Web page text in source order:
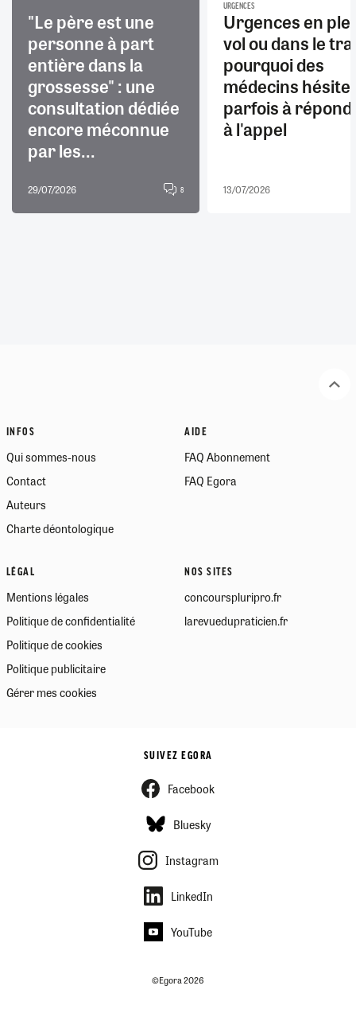
"Le père est une
personne à part
entière dans la
grossesse" : une
consultation dédiée
encore méconnue
par les...
29/07/2026 8
URGENCES
Urgences en
vol ou dans le
pourquoi des
médecins
parfois à
à l'appel
13/07/2026
INFOS
Qui sommes-nous
Contact
Auteurs
Charte déontologique
AIDE
FAQ Abonnement
FAQ Egora
LÉGAL
Mentions légales
Politique de confidentialité
Politique de cookies
Politique publicitaire
Gérer mes cookies
NOS SITES
concourspluripro.fr
larevuedupraticien.fr
SUIVEZ EGORA
Facebook
Bluesky
Instagram
LinkedIn
YouTube
©Egora 2026